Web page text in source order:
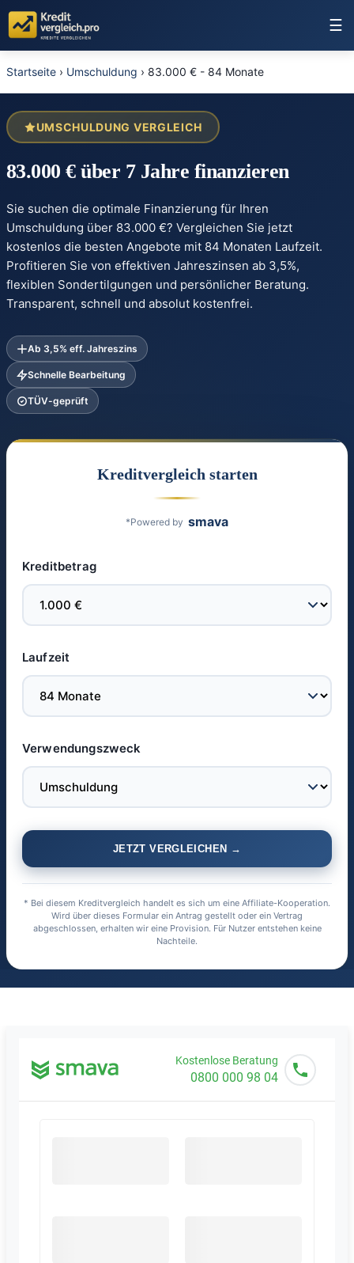
☰
Startseite › Umschuldung › 83.000 € - 84 Monate
UMSCHULDUNG VERGLEICH
83.000 € über 7 Jahre finanzieren
Sie suchen die optimale Finanzierung für Ihren
Umschuldung über 83.000 €? Vergleichen Sie jetzt
kostenlos die besten Angebote mit 84 Monaten Laufzeit.
Profitieren Sie von effektiven Jahreszinsen ab 3,5%,
flexiblen Sondertilgungen und persönlicher Beratung.
Transparent, schnell und absolut kostenfrei.
Ab 3,5% eff. Jahreszins
Schnelle Bearbeitung
TÜV-geprüft
Kreditvergleich starten
*Powered by smava
Kreditbetrag
Laufzeit
Verwendungszweck
JETZT VERGLEICHEN →
* Bei diesem Kreditvergleich handelt es sich um eine Affiliate-Kooperation.
Wird über dieses Formular ein Antrag gestellt oder ein Vertrag
abgeschlossen, erhalten wir eine Provision. Für Nutzer entstehen keine
Nachteile.